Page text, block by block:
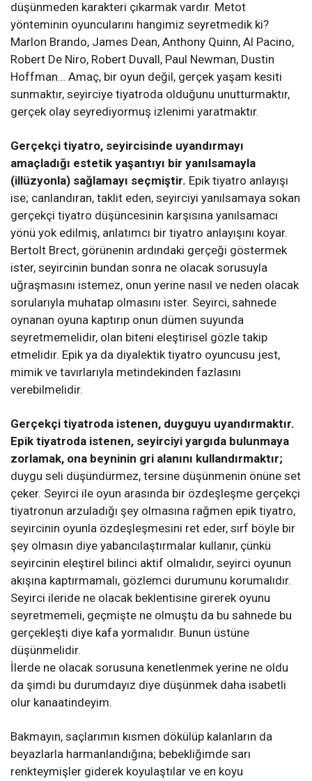
düşünmeden karakteri çıkarmak vardır. Metot
yönteminin oyuncularını hangimiz seyretmedik ki?
Marlon Brando, James Dean, Anthony Quinn, Al Pacino,
Robert De Niro, Robert Duvall, Paul Newman, Dustin
Hoffman… Amaç, bir oyun değil, gerçek yaşam kesiti
sunmaktır, seyirciye tiyatroda olduğunu unutturmaktır,
gerçek olay seyrediyormuş izlenimi yaratmaktır.
Gerçekçi tiyatro, seyircisinde uyandırmayı
amaçladığı estetik yaşantıyı bir yanılsamayla
(illüzyonla) sağlamayı seçmiştir. Epik tiyatro anlayışı
ise; canlandıran, taklit eden, seyirciyi yanılsamaya sokan
gerçekçi tiyatro düşüncesinin karşısına yanılsamacı
yönü yok edilmiş, anlatımcı bir tiyatro anlayışını koyar.
Bertolt Brect, görünenin ardındaki gerçeği göstermek
ister, seyircinin bundan sonra ne olacak sorusuyla
uğraşmasını istemez, onun yerine nasıl ve neden olacak
sorularıyla muhatap olmasını ister. Seyirci, sahnede
oynanan oyuna kaptırıp onun dümen suyunda
seyretmemelidir, olan biteni eleştirisel gözle takip
etmelidir. Epik ya da diyalektik tiyatro oyuncusu jest,
mimik ve tavırlarıyla metindekinden fazlasını
verebilmelidir.
Gerçekçi tiyatroda istenen, duyguyu uyandırmaktır.
Epik tiyatroda istenen, seyirciyi yargıda bulunmaya
zorlamak, ona beyninin gri alanını kullandırmaktır;
duygu seli düşündürmez, tersine düşünmenin önüne set
çeker. Seyirci ile oyun arasında bir özdeşleşme gerçekçi
tiyatronun arzuladığı şey olmasına rağmen epik tiyatro,
seyircinin oyunla özdeşleşmesini ret eder, sırf böyle bir
şey olmasın diye yabancılaştırmalar kullanır, çünkü
seyircinin eleştirel bilinci aktif olmalıdır, seyirci oyunun
akışına kaptırmamalı, gözlemci durumunu korumalıdır.
Seyirci ileride ne olacak beklentisine girerek oyunu
seyretmemeli, geçmişte ne olmuştu da bu sahnede bu
gerçekleşti diye kafa yormalıdır. Bunun üstüne
düşünmelidir.
İlerde ne olacak sorusuna kenetlenmek yerine ne oldu
da şimdi bu durumdayız diye düşünmek daha isabetli
olur kanaatindeyim.
Bakmayın, saçlarımın kısmen dökülüp kalanların da
beyazlarla harmanlandığına; bebekliğimde sarı
renkteymişler giderek koyulaştılar ve en koyu